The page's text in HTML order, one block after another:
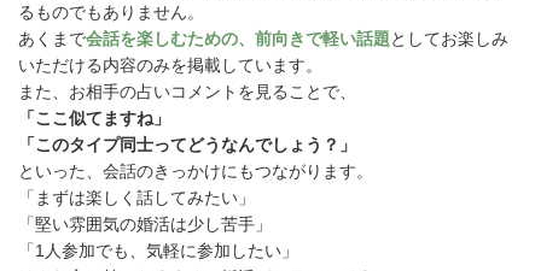
るものでもありません。
あくまで会話を楽しむための、前向きで軽い話題としてお楽しみ
いただける内容のみを掲載しています。
また、お相手の占いコメントを見ることで、
「ここ似てますね」
「このタイプ同士ってどうなんでしょう？」
といった、会話のきっかけにもつながります。
「まずは楽しく話してみたい」
「堅い雰囲気の婚活は少し苦手」
「1人参加でも、気軽に参加したい」